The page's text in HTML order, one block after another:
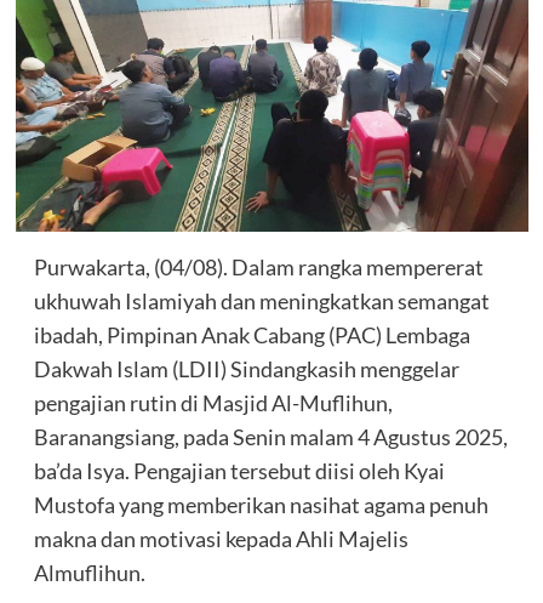
Purwakarta, (04/08). Dalam rangka mempererat
ukhuwah Islamiyah dan meningkatkan semangat
ibadah, Pimpinan Anak Cabang (PAC) Lembaga
Dakwah Islam (LDII) Sindangkasih menggelar
pengajian rutin di Masjid Al-Muflihun,
Baranangsiang, pada Senin malam 4 Agustus 2025,
ba’da Isya. Pengajian tersebut diisi oleh Kyai
Mustofa yang memberikan nasihat agama penuh
makna dan motivasi kepada Ahli Majelis
Almuflihun.